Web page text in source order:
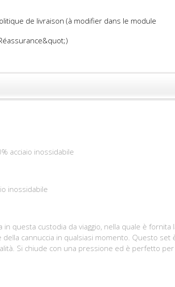
de livraison (à modifier dans le module
acciaio inossidabile
inossidabile
questa custodia da viaggio, nella quale è fornita
cannuccia in qualsiasi momento. Questo set
Si chiude con una pressione ed è perfetto